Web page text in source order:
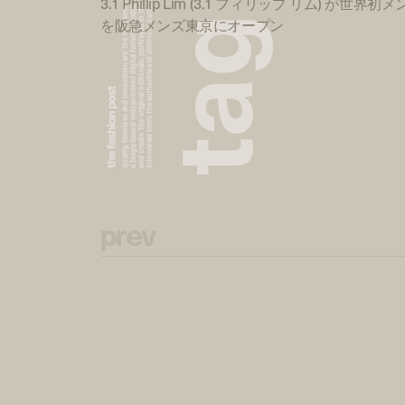
t
a
g
を阪急メンズ東京にオープン